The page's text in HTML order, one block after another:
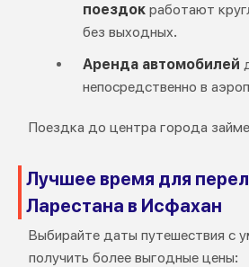
поездокработают
без выходных.
Аренда автомобилей
непосредственно в
Поездка до центра города
Лучшее время для
Ларестана в Исфахан
Выбирайте даты путешествия с
получить более выгодные цены: